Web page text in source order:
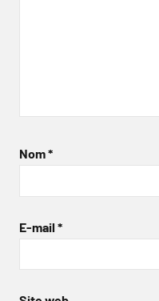
Nom*
E-mail *